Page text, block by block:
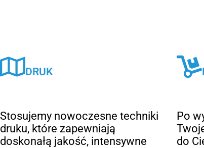
DRUK
Stosujemy nowoczesne techniki
druku, które zapewniają
doskonałą jakość, intensywne
Po
do